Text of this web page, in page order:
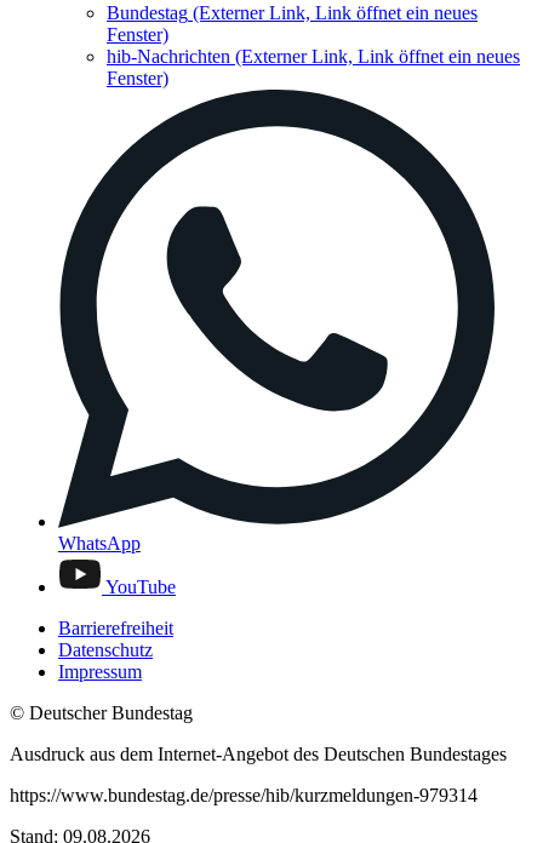
Bundestag (Externer Link, Link öffnet ein neues
Fenster)
hib-Nachrichten (Externer Link, Link öffnet ein neues
Fenster)
WhatsApp
YouTube
Barrierefreiheit
Datenschutz
Impressum
© Deutscher Bundestag
Ausdruck aus dem Internet-Angebot des Deutschen Bundestages
https://www.bundestag.de/presse/hib/kurzmeldungen-979314
Stand: 09.08.2026